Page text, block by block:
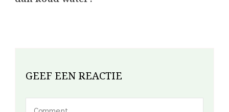
GEEF EEN REACTIE